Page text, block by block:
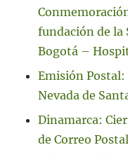
fundación de la
Bogotá –
Emisión
Nevada de
Dinamarca:
de Correo Postal